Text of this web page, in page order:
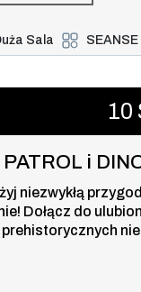
Sala SEANSE
10
PATROL i
niezwykłą
Dołącz do